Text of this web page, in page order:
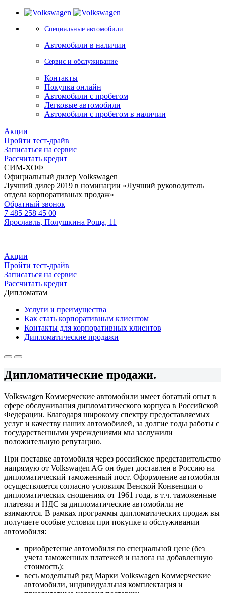
Специальные автомобили
Автомобили в наличии
Сервис и обслуживание
Контакты
Покупка онлайн
Автомобили с пробегом
Легковые автомобили
Автомобили с пробегом в наличии
Акции
Пройти тест-драйв
Записаться на сервис
Рассчитать кредит
СИМ-ХОФ
Официальный дилер Volkswagen
Лучший дилер 2019 в номинации «Лучший руководитель
отдела корпоративных продаж»
Обратный звонок
7 485 258 45 00
Ярославль, Полушкина Роща, 11
Акции
Пройти тест-драйв
Записаться на сервис
Рассчитать кредит
Дипломатам
Услуги и преимущества
Как стать корпоративным клиентом
Контакты для корпоративных клиентов
Дипломатические продажи
Дипломатические продажи.
Volkswagen Коммерческие автомобили имеет богатый опыт в
сфере обслуживания дипломатического корпуса в Российской
Федерации. Благодаря широкому спектру предоставляемых
услуг и качеству наших автомобилей, за долгие годы работы с
государственными учреждениями мы заслужили
положительную репутацию.
При поставке автомобиля через российское представительство
напрямую от Volkswagen AG он будет доставлен в Россию на
дипломатический таможенный пост. Оформление автомобиля
осуществляется согласно условиям Венской Конвенции о
дипломатических сношениях от 1961 года, в т.ч. таможенные
платежи и НДС за дипломатические автомобили не
взимаются. В рамках программы дипломатических продаж вы
получаете особые условия при покупке и обслуживании
автомобиля:
приобретение автомобиля по специальной цене (без
учета таможенных платежей и налога на добавленную
стоимость);
весь модельный ряд Марки Volkswagen Коммерческие
автомобили, индивидуальная комплектация и